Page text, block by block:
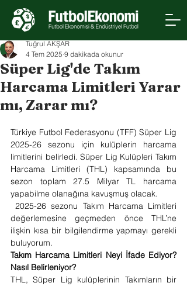
Süper Lig'de Takım
Harcama Limitleri Yarar
mı, Zarar mı?
Tuğrul AKŞAR
4 Tem 2025 9 dakikada okunur
Türkiye Futbol Federasyonu (TFF) Süper Lig
2025-26 sezonu için kulüplerin harcama
limitlerini belirledi. Süper Lig Kulüpleri Takım
Harcama Limitleri (THL) kapsamında bu
sezon toplam 27.5 Milyar TL harcama
yapabilme olanağına kavuşmuş olacak.
2025-26 sezonu Takım Harcama Limitleri
değerlemesine geçmeden önce THL’ne
ilişkin kısa bir bilgilendirme yapmayı gerekli
buluyorum.
Takım Harcama Limitleri Neyi İfade Ediyor?
Nasıl Belirleniyor?
THL, Süper Lig kulüplerinin Takımların bir